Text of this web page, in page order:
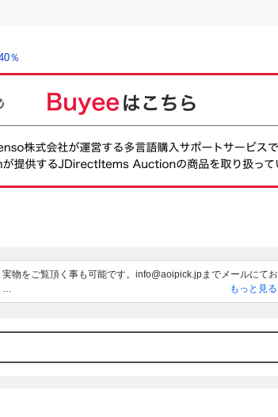
％
実物をご覧頂く事も可能です。info@aoipick.jpまでメールにてお
します。
もっと見る